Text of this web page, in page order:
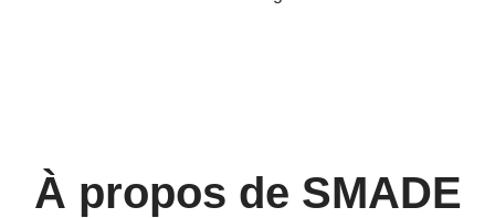
À propos de SMADE